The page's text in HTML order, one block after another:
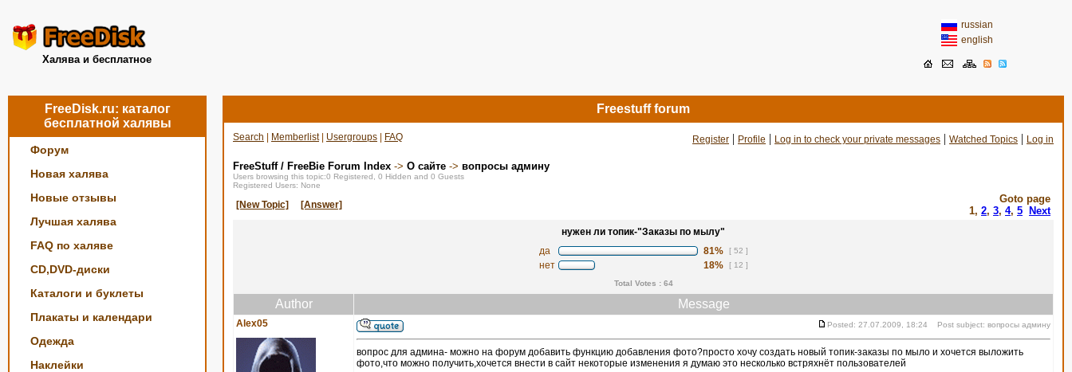
Халява и бесплатное
russian
english
FreeDisk.ru: каталог
бесплатной халявы
Форум
Новая халява
Новые отзывы
Лучшая халява
FAQ по халяве
CD,DVD-диски
Каталоги и буклеты
Плакаты и календари
Одежда
Наклейки
Freestuff forum
Search Memberlist| Usergroups FAQ Register | Profile | Log in to check your private messages | Watched Topics | Log in
FreeStuff / FreeBie Forum Index -> О сайте -> вопросы админу
Users browsing this topic:0 Registered, 0 Hidden and 0 Guests
Registered Users: None
[New Topic] [Answer]
Goto page
1, 2, 3, 4, 5 Next
нужен ли топик-"Заказы по мылу"
да
81% [ 52 ]
нет 18% [ 12 ]
Total Votes : 64
Author Message
Alex05 Posted: 27.07.2009, 18:24 Post subject: вопросы админу
вопрос для админа- можно на форум добавить функцию добавления фото?просто хочу создать новый топик-заказы по мыло и хочется выложить
фото,что можно получить,хочется внести в сайт некоторые изменения я думаю это несколько встряхнёт пользователей